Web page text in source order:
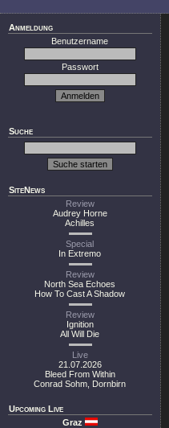
Anmeldung
Benutzername
Passwort
Suche
SiteNews
Review
Audrey Horne
Achilles
Special
In Extremo
Review
North Sea Echoes
How To Cast A Shadow
Review
Ignition
All Will Die
Live
21.07.2026
Bleed From Within
Conrad Sohm, Dornbirn
Upcoming Live
Graz